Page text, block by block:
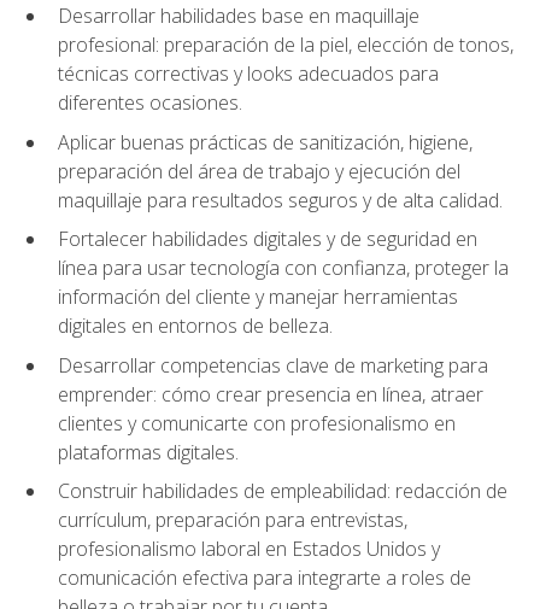
Desarrollar habilidades base en maquillaje
profesional: preparación de la piel, elección de tonos,
técnicas correctivas y looks adecuados para
diferentes ocasiones.
Aplicar buenas prácticas de sanitización, higiene,
preparación del área de trabajo y ejecución del
maquillaje para resultados seguros y de alta calidad.
Fortalecer habilidades digitales y de seguridad en
línea para usar tecnología con confianza, proteger la
información del cliente y manejar herramientas
digitales en entornos de belleza.
Desarrollar competencias clave de marketing para
emprender: cómo crear presencia en línea, atraer
clientes y comunicarte con profesionalismo en
plataformas digitales.
Construir habilidades de empleabilidad: redacción de
currículum, preparación para entrevistas,
profesionalismo laboral en Estados Unidos y
comunicación efectiva para integrarte a roles de